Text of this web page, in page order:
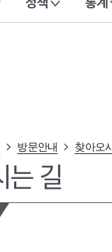
정부 누리집입니다.
방문안내 찾아오
는 길